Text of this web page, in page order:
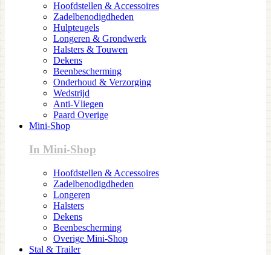
Hoofdstellen & Accessoires
Zadelbenodigdheden
Hulpteugels
Longeren & Grondwerk
Halsters & Touwen
Dekens
Beenbescherming
Onderhoud & Verzorging
Wedstrijd
Anti-Vliegen
Paard Overige
Mini-Shop
In Mini-Shop
Hoofdstellen & Accessoires
Zadelbenodigdheden
Longeren
Halsters
Dekens
Beenbescherming
Overige Mini-Shop
Stal & Trailer